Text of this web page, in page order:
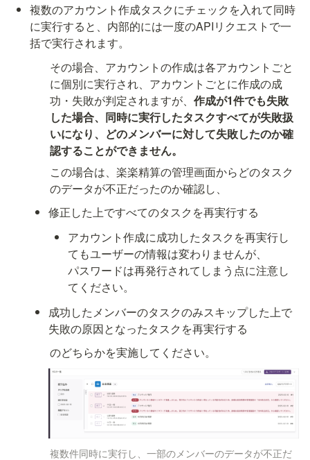
複数のアカウント作成タスクにチェックを入れて同時
に実行すると、内部的には一度のAPIリクエストで一
括で実行されます。
その場合、アカウントの作成は各アカウントごと
に個別に実行され、アカウントごとに作成の成
功・失敗が判定されますが、作成が1件でも失敗
した場合、同時に実行したタスクすべてが失敗扱
いになり、どのメンバーに対して失敗したのか確
認することができません。
この場合は、楽楽精算の管理画面からどのタスク
のデータが不正だったのか確認し、
修正した上ですべてのタスクを再実行する
アカウント作成に成功したタスクを再実行し
てもユーザーの情報は変わりませんが、
パスワードは再発行されてしまう点に注意し
てください。
成功したメンバーのタスクのみスキップした上で
失敗の原因となったタスクを再実行する
のどちらかを実施してください。
複数件同時に実行し、一部のメンバーのデータが不正だ